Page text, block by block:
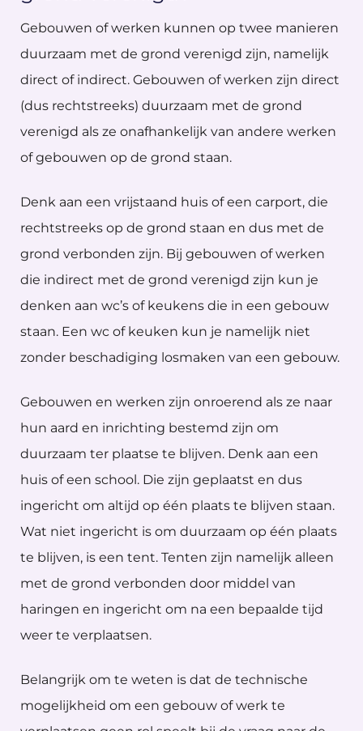
Gebouwen of werken kunnen op twee manieren
duurzaam met de grond verenigd zijn, namelijk
direct of indirect. Gebouwen of werken zijn direct
(dus rechtstreeks) duurzaam met de grond
verenigd als ze onafhankelijk van andere werken
of gebouwen op de grond staan.
Denk aan een vrijstaand huis of een carport, die
rechtstreeks op de grond staan en dus met de
grond verbonden zijn. Bij gebouwen of werken
die indirect met de grond verenigd zijn kun je
denken aan wc’s of keukens die in een gebouw
staan. Een wc of keuken kun je namelijk niet
zonder beschadiging losmaken van een gebouw.
Gebouwen en werken zijn onroerend als ze naar
hun aard en inrichting bestemd zijn om
duurzaam ter plaatse te blijven. Denk aan een
huis of een school. Die zijn geplaatst en dus
ingericht om altijd op één plaats te blijven staan.
Wat niet ingericht is om duurzaam op één plaats
te blijven, is een tent. Tenten zijn namelijk alleen
met de grond verbonden door middel van
haringen en ingericht om na een bepaalde tijd
weer te verplaatsen.
Belangrijk om te weten is dat de technische
mogelijkheid om een gebouw of werk te